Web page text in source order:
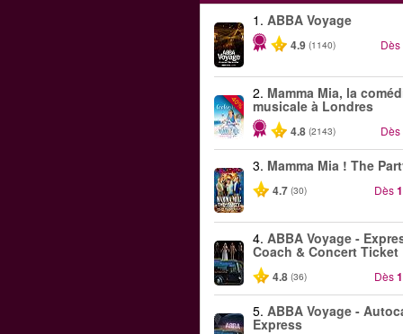
1. ABBA Voyage
4.9 (1140) Dès
-40%
2. Mamma Mia, la
musicale à Londres
4.8 (2143) Dès
3. Mamma Mia ! The
4.7 (30) Dès
4. ABBA Voyage -
Coach & Concert Ticket
4.8 (36) Dès
5. ABBA Voyage -
Express